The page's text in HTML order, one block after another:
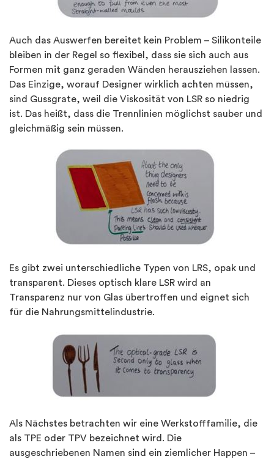
Auch das Auswerfen bereitet kein Problem – Silikonteile
bleiben in der Regel so flexibel, dass sie sich auch aus
Formen mit ganz geraden Wänden herausziehen lassen.
Das Einzige, worauf Designer wirklich achten müssen,
sind Gussgrate, weil die Viskosität von LSR so niedrig
ist. Das heißt, dass die Trennlinien möglichst sauber und
gleichmäßig sein müssen.
Es gibt zwei unterschiedliche Typen von LRS, opak und
transparent. Dieses optisch klare LSR wird an
Transparenz nur von Glas übertroffen und eignet sich
für die Nahrungsmittelindustrie.
Als Nächstes betrachten wir eine Werkstofffamilie, die
als TPE oder TPV bezeichnet wird. Die
ausgeschriebenen Namen sind ein ziemlicher Happen –